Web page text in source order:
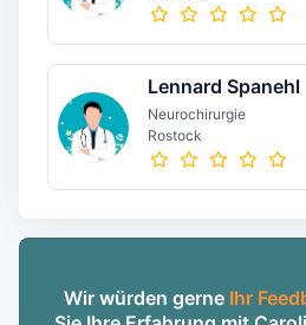
Lennard Spanehl
Neurochirurgie
Rostock
Wir würden gerne Ihr